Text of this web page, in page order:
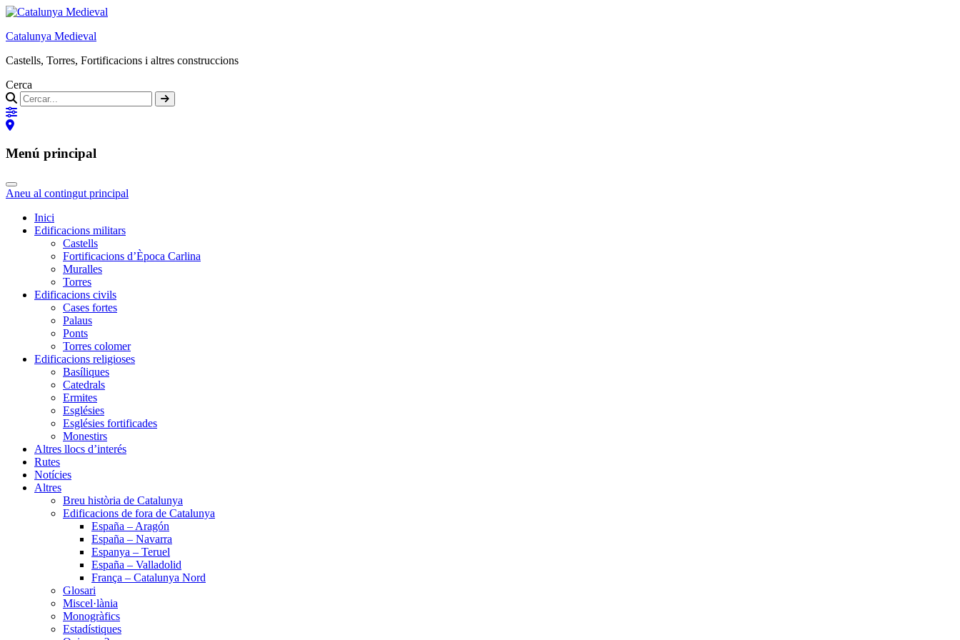
Catalunya Medieval
Castells, Torres, Fortificacions i altres construccions
Cerca
Menú principal
Aneu al contingut principal
Inici
Edificacions militars
Castells
Fortificacions d’Època Carlina
Muralles
Torres
Edificacions civils
Cases fortes
Palaus
Ponts
Torres colomer
Edificacions religioses
Basíliques
Catedrals
Ermites
Esglésies
Esglésies fortificades
Monestirs
Altres llocs d’interés
Rutes
Notícies
Altres
Breu història de Catalunya
Edificacions de fora de Catalunya
España – Aragón
España – Navarra
Espanya – Teruel
España – Valladolid
França – Catalunya Nord
Glosari
Miscel·lània
Monogràfics
Estadístiques